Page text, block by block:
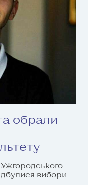
обрали
вибори